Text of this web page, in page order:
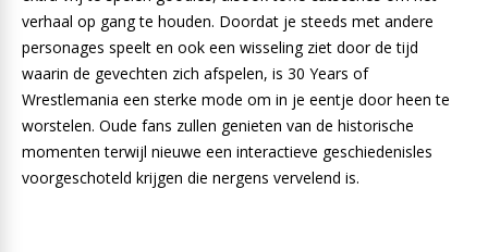
verhaal op gang te houden. Doordat je steeds met andere
personages speelt en ook een wisseling ziet door de tijd
waarin de gevechten zich afspelen, is 30 Years of
Wrestlemania een sterke mode om in je eentje door heen te
worstelen. Oude fans zullen genieten van de historische
momenten terwijl nieuwe een interactieve geschiedenisles
voorgeschoteld krijgen die nergens vervelend is.